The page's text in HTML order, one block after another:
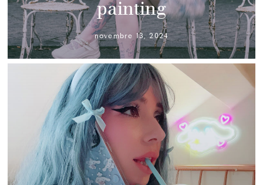
painting
novembre 13, 2024